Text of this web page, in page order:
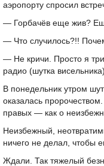
аэропорту спросил
— Горбачёв еще жив?
— Что случилось?!!
— Не кричи. Просто я
радио (шутка
В понедельник утром
оказалась
правых — как о
Неизбежный,
ничего не делал, чтобы
Ждали. Так тяжелый